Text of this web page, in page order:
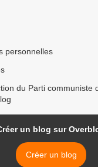
personnelles
du Parti communiste
un blog sur
Créer un blog